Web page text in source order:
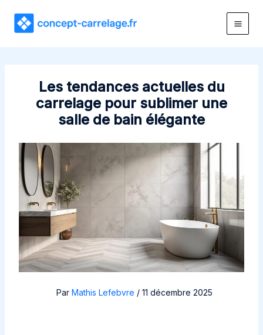
contenu
Les tendances actuelles du
carrelage pour sublimer une
salle de bain élégante
Par Mathis Lefebvre / 11 décembre 2025